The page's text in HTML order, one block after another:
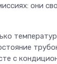
они
с